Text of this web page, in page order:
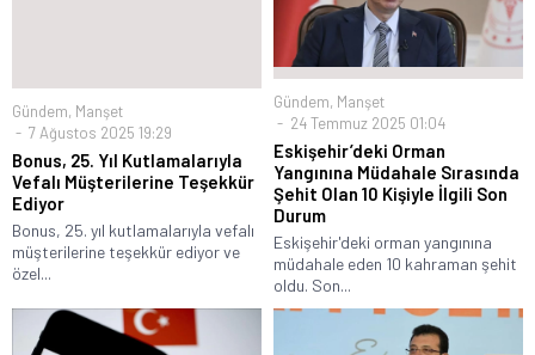
Gündem, Manşet
7 Ağustos 2025 19:29
Bonus, 25. Yıl Kutlamalarıyla
Vefalı Müşterilerine Teşekkür
Ediyor
Bonus, 25. yıl kutlamalarıyla vefalı
müşterilerine teşekkür ediyor ve
özel...
Gündem, Manşet
24 Temmuz 2025 01:04
Eskişehir’deki Orman
Yangınına Müdahale Sırasında
Şehit Olan 10 Kişiyle İlgili Son
Durum
Eskişehir'deki orman yangınına
müdahale eden 10 kahraman şehit
oldu. Son...